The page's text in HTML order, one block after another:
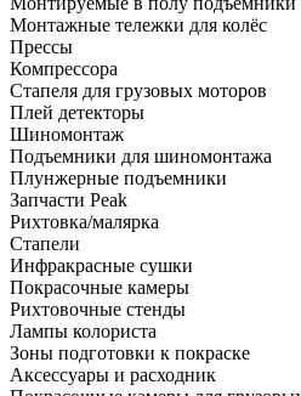
Монтажные тележки для колёс
Прессы
Компрессора
Стапеля для грузовых моторов
Плей детекторы
Шиномонтаж
Подъемники для шиномонтажа
Плунжерные подъемники
Запчасти Peak
Рихтовка/малярка
Стапели
Инфракрасные сушки
Покрасочные камеры
Рихтовочные стенды
Лампы колориста
Зоны подготовки к покраске
Аксессуары и расходник